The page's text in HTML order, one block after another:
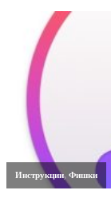
Инструкции,Фишки